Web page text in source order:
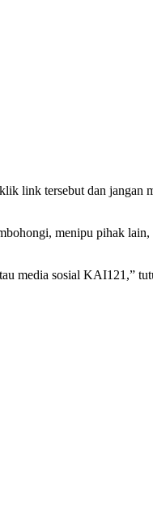
link tersebut dan jangan
menipu pihak
media sosial KAI121,”